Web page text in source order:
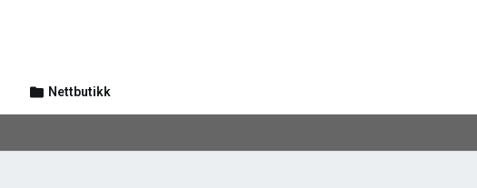
Nettbutikk